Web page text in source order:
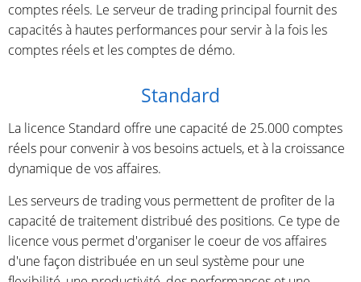
comptes réels. Le serveur de trading principal fournit des
capacités à hautes performances pour servir à la fois les
comptes réels et les comptes de démo.
Standard
La licence Standard offre une capacité de 25.000 comptes
réels pour convenir à vos besoins actuels, et à la croissance
dynamique de vos affaires.
Les serveurs de trading vous permettent de profiter de la
capacité de traitement distribué des positions. Ce type de
licence vous permet d'organiser le coeur de vos affaires
d'une façon distribuée en un seul système pour une